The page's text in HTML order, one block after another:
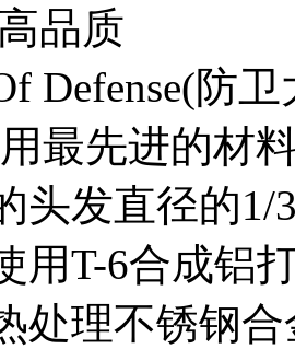
品质
Defense(防
最先进的材
头发直径的1/
用T-6合成铝
处理不锈钢